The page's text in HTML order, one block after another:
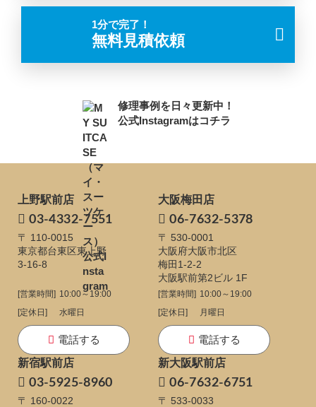
1分で完了！
無料見積依頼
修理事例を日々更新中！
公式Instagramはコチラ
上野駅前店
03-4332-7551
〒 110-0015
東京都台東区東上野
3-16-8
[営業時間] 10:00～19:00
[定休日]
水曜日
電話する
大阪梅田店
06-7632-5378
〒 530-0001
大阪府大阪市北区
梅田1-2-2
大阪駅前第2ビル 1F
[営業時間] 10:00～19:00
[定休日]
月曜日
電話する
新宿駅前店
03-5925-8960
〒 160-0022
新大阪駅前店
06-7632-6751
〒 533-0033